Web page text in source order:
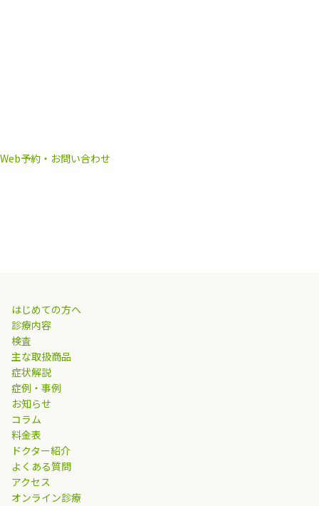
Web予約・お問い合わせ
はじめての方へ
診療内容
検査
主な取扱商品
症状解説
症例・事例
お知らせ
コラム
料金表
ドクター紹介
よくある質問
アクセス
オンライン診療